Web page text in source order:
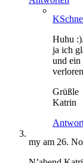
Huhu :).
ja ich
und ein
Grüßle
Katrin
my am 26.